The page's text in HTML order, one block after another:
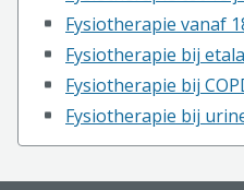
Fysiotherapie vanaf
Fysiotherapie bij
Fysiotherapie bij
Fysiotherapie bij